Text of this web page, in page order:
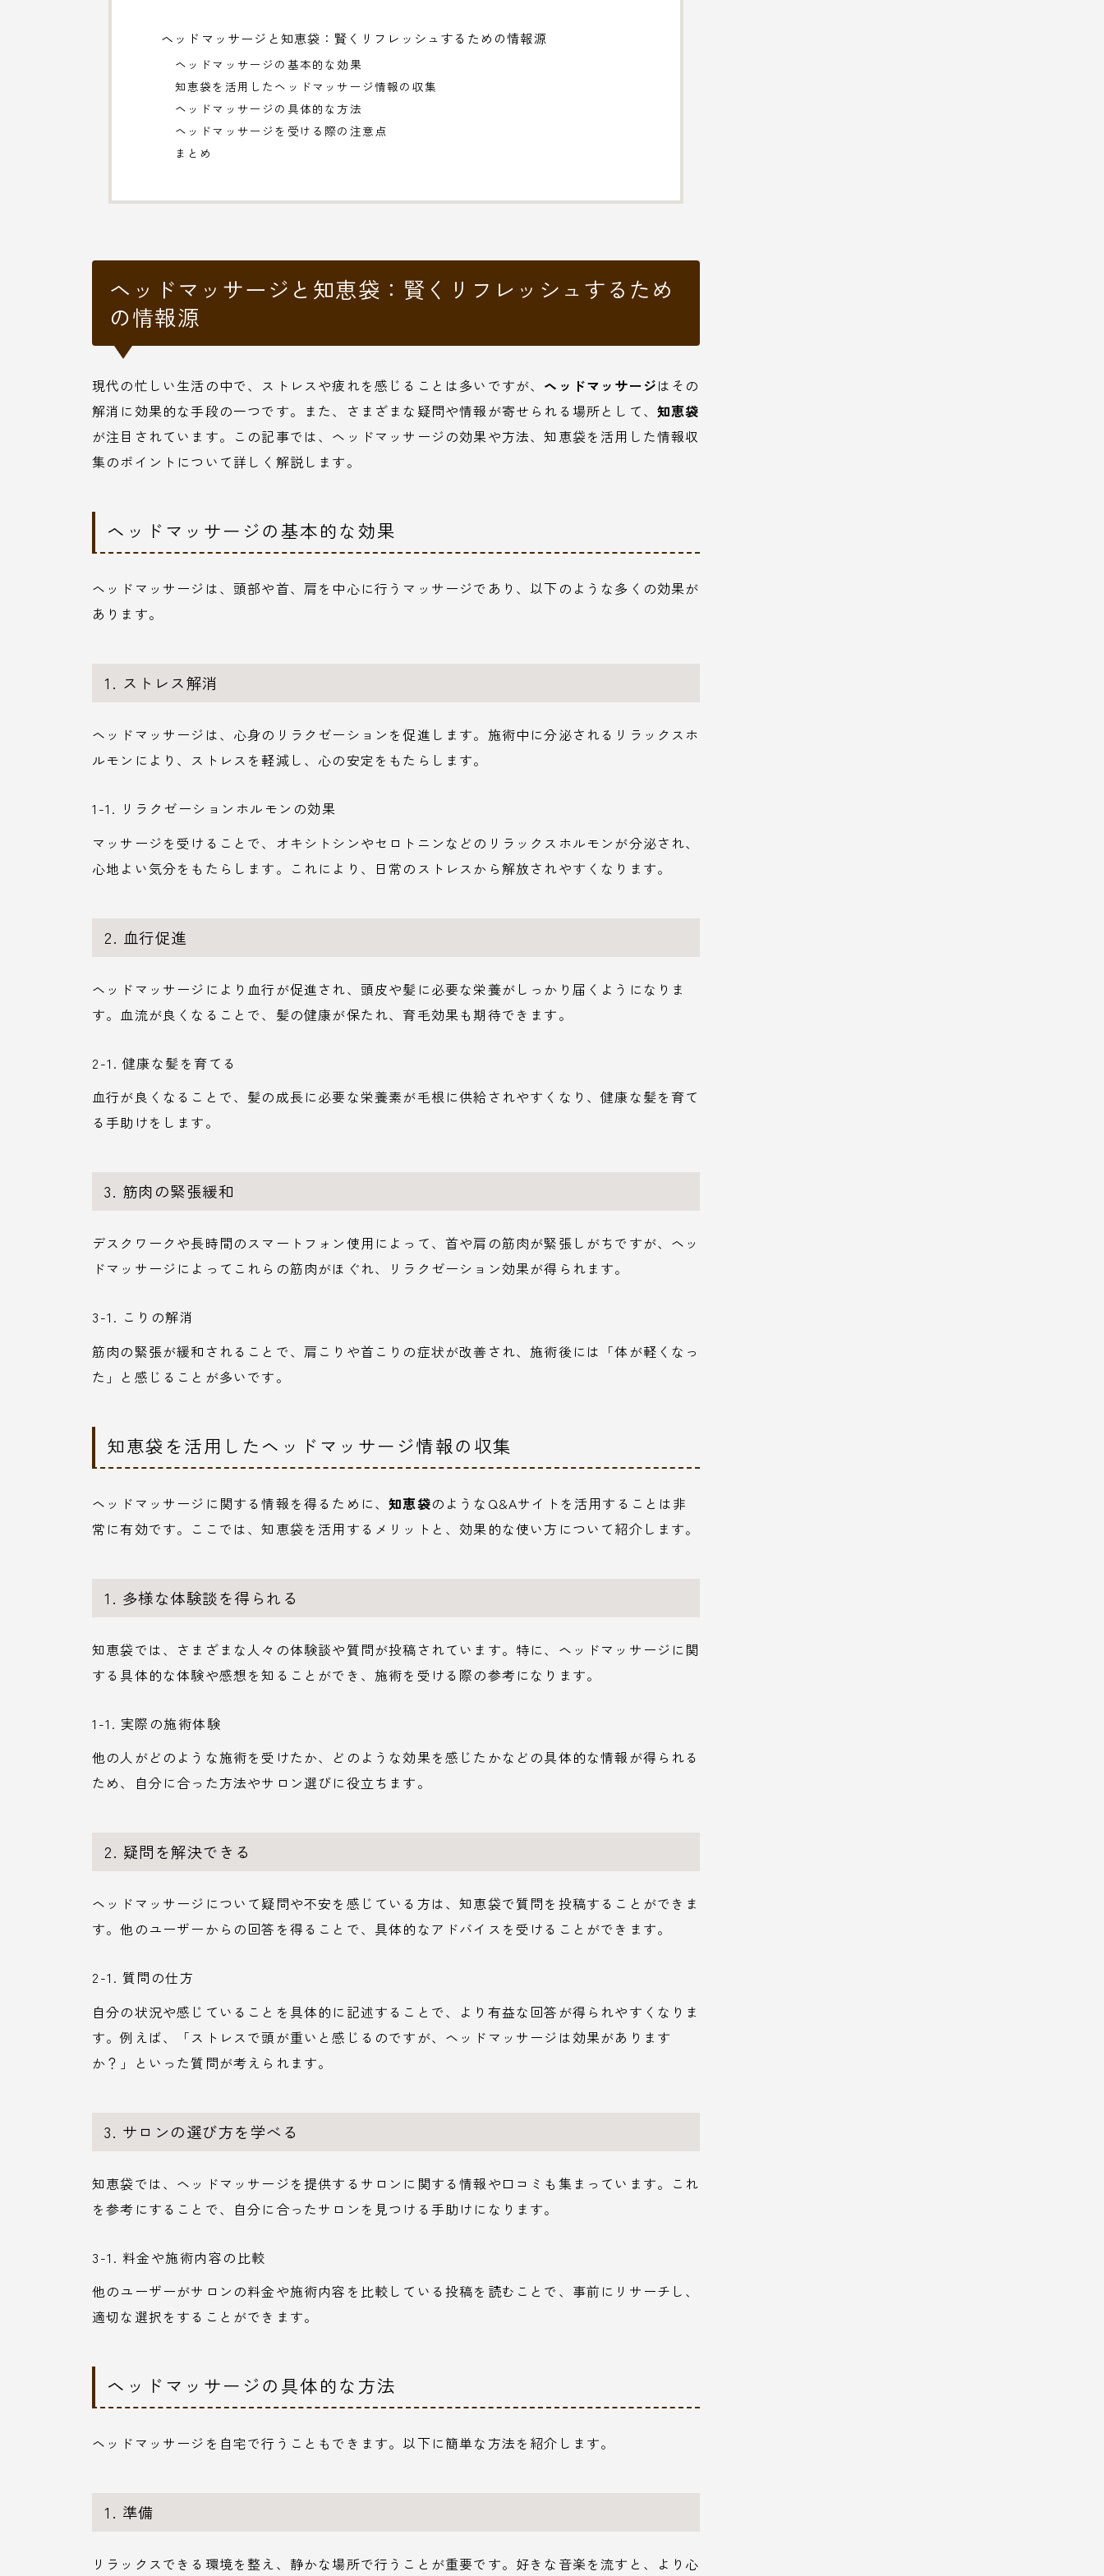
ヘッドマッサージと知恵袋：賢くリフレッシュするための情報源
ヘッドマッサージの基本的な効果
知恵袋を活用したヘッドマッサージ情報の収集
ヘッドマッサージの具体的な方法
ヘッドマッサージを受ける際の注意点
まとめ
ヘッドマッサージと知恵袋：賢くリフレッシュするため
の情報源
現代の忙しい生活の中で、ストレスや疲れを感じることは多いですが、 ヘッドマッサージはその
解消に効果的な手段の一つです。また、さまざまな疑問や情報が寄せられる場所として、 知恵袋
が注目されています。この記事では、ヘッドマッサージの効果や方法、知恵袋を活用した情報収
集のポイントについて詳しく解説します。
ヘッドマッサージの基本的な効果
ヘッドマッサージは、頭部や首、肩を中心に行うマッサージであり、以下のような多くの効果が
あります。
1. ストレス解消
ヘッドマッサージは、心身のリラクゼーションを促進します。施術中に分泌されるリラックスホ
ルモンにより、ストレスを軽減し、心の安定をもたらします。
1-1. リラクゼーションホルモンの効果
マッサージを受けることで、オキシトシンやセロトニンなどのリラックスホルモンが分泌され、
心地よい気分をもたらします。これにより、日常のストレスから解放されやすくなります。
2. 血行促進
ヘッドマッサージにより血行が促進され、頭皮や髪に必要な栄養がしっかり届くようになりま
す。血流が良くなることで、髪の健康が保たれ、育毛効果も期待できます。
2-1. 健康な髪を育てる
血行が良くなることで、髪の成長に必要な栄養素が毛根に供給されやすくなり、健康な髪を育て
る手助けをします。
3. 筋肉の緊張緩和
デスクワークや長時間のスマートフォン使用によって、首や肩の筋肉が緊張しがちですが、ヘッ
ドマッサージによってこれらの筋肉がほぐれ、リラクゼーション効果が得られます。
3-1. こりの解消
筋肉の緊張が緩和されることで、肩こりや首こりの症状が改善され、施術後には「体が軽くなっ
た」と感じることが多いです。
知恵袋を活用したヘッドマッサージ情報の収集
ヘッドマッサージに関する情報を得るために、知恵袋のようなQ&Aサイトを活用することは非
常に有効です。ここでは、知恵袋を活用するメリットと、効果的な使い方について紹介します。
1. 多様な体験談を得られる
知恵袋では、さまざまな人々の体験談や質問が投稿されています。特に、ヘッドマッサージに関
する具体的な体験や感想を知ることができ、施術を受ける際の参考になります。
1-1. 実際の施術体験
他の人がどのような施術を受けたか、どのような効果を感じたかなどの具体的な情報が得られる
ため、自分に合った方法やサロン選びに役立ちます。
2. 疑問を解決できる
ヘッドマッサージについて疑問や不安を感じている方は、知恵袋で質問を投稿することができま
す。他のユーザーからの回答を得ることで、具体的なアドバイスを受けることができます。
2-1. 質問の仕方
自分の状況や感じていることを具体的に記述することで、より有益な回答が得られやすくなりま
す。例えば、「ストレスで頭が重いと感じるのですが、ヘッドマッサージは効果があります
か？」といった質問が考えられます。
3. サロンの選び方を学べる
知恵袋では、ヘッドマッサージを提供するサロンに関する情報や口コミも集まっています。これ
を参考にすることで、自分に合ったサロンを見つける手助けになります。
3-1. 料金や施術内容の比較
他のユーザーがサロンの料金や施術内容を比較している投稿を読むことで、事前にリサーチし、
適切な選択をすることができます。
ヘッドマッサージの具体的な方法
ヘッドマッサージを自宅で行うこともできます。以下に簡単な方法を紹介します。
1. 準備
リラックスできる環境を整え、静かな場所で行うことが重要です。好きな音楽を流すと、より心